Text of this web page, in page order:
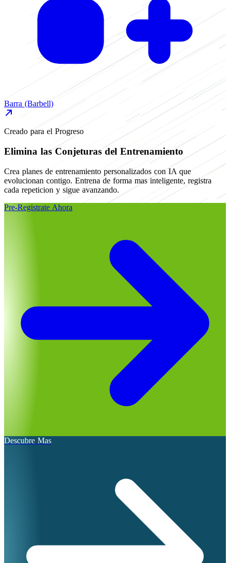
Barra (Barbell)
Creado para el Progreso
Elimina las Conjeturas del Entrenamiento
Crea planes de entrenamiento personalizados con IA que
evolucionan contigo. Entrena de forma mas inteligente, registra
cada repeticion y sigue avanzando.
Pre-Registrate Ahora
Descubre Mas